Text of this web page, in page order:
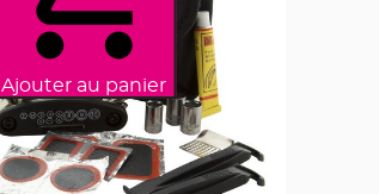
Ajouter au panier